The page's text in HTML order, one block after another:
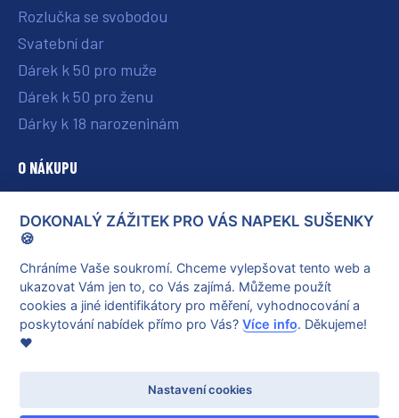
Rozlučka se svobodou
Svatební dar
Dárek k 50 pro muže
Dárek k 50 pro ženu
Dárky k 18 narozeninám
O NÁKUPU
O nás
Vše o nákupu
Reklamace a vrácení poukazu
Obchodní podmínky
Ochrana osobních údajů
DOKONALÝ ZÁŽITEK PRO VÁS NAPEKL SUŠENKY
🍪
Chráníme Vaše soukromí. Chceme vylepšovat tento web a
ukazovat Vám jen to, co Vás zajímá. Můžeme použít
cookies a jiné identifikátory pro měření, vyhodnocování a
poskytování nabídek přímo pro Vás?Více info. Děkujeme!
❤️
Nastavení cookies